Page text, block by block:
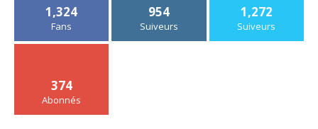
1,324
Fans
954
Suiveurs
1,272
Suiveurs
374
Abonnés